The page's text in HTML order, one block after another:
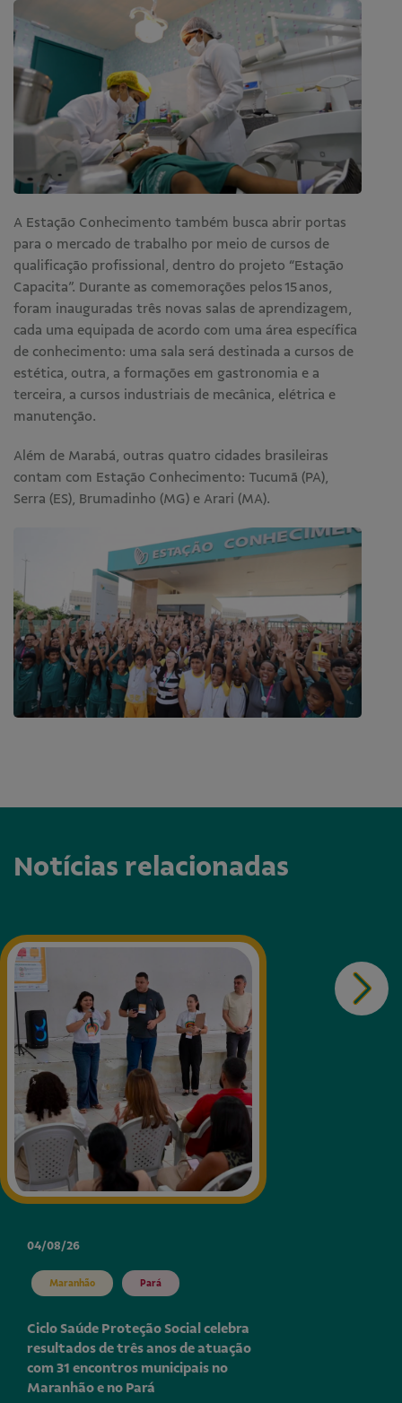
A Estação Conhecimento também busca abrir portas
para o mercado de trabalho por meio de cursos de
qualificação profissional, dentro do projeto “Estação
Capacita”. Durante as comemorações pelos 15 anos,
foram inauguradas três novas salas de aprendizagem,
cada uma equipada de acordo com uma área específica
de conhecimento: uma sala será destinada a cursos de
estética, outra, a formações em gastronomia e a
terceira, a cursos industriais de mecânica, elétrica e
manutenção.
Além de Marabá, outras quatro cidades brasileiras
contam com Estação Conhecimento: Tucumã (PA),
Serra (ES), Brumadinho (MG) e Arari (MA).
Notícias relacionadas
04/08/26
Maranhão Pará
Ciclo Saúde Proteção Social celebra
resultados de três anos de atuação
com 31 encontros municipais no
Maranhão e no Pará